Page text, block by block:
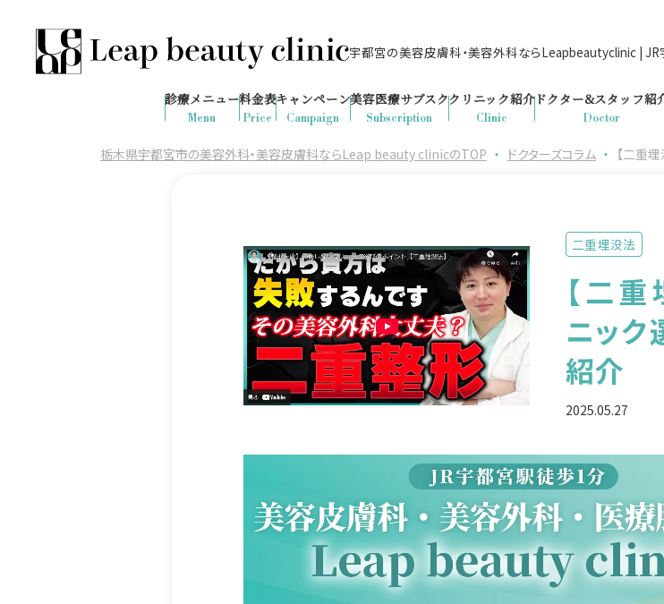
宇都宮の美容皮膚科・美容外科ならLeapbeautyclinic |
の予約が入りました
診療時間：10:00-19:00
（土日祝日対応）
Menu
診療メニュー
Price
料金表
Campaign
キャンペーン
Subscription
美容医療サブスク
Clinic
クリニック紹介
Doctor
ドクター&スタッフ紹
栃木県宇都宮市の美容外科・美容皮膚科ならLeap beauty clinicのTOP ・ ドクターズコラム ・ 【二重
二重埋没法
【二
ニック
紹介
2025.05.27